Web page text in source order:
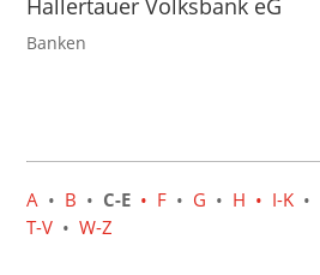
Hallertauer Volksbank eG
Banken
A • B • C-E • F • G • H • I-K •
T-V •W-Z